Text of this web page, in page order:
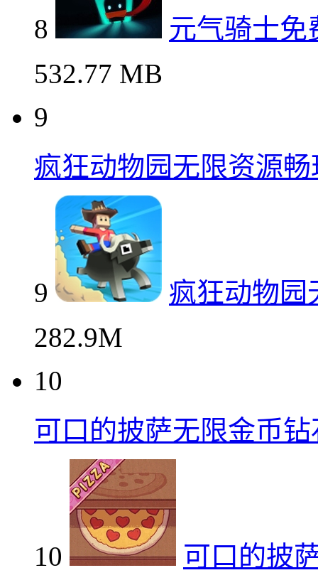
8
元气骑士免
532.77 MB
9
疯狂动物园无限资源畅
9
疯狂动物园
282.9M
10
可口的披萨无限金币
10
可口的披